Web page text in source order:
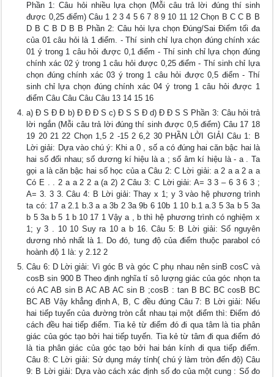
Phần 1: Câu hỏi nhiều lựa chọn (Mỗi câu trả lời đúng thí sinh
được 0,25 điểm) Câu 1 2 3 4 5 6 7 8 9 10 11 12 Chọn B C C B B
D B C B D B B Phần 2: Câu hỏi lựa chọn Đúng/Sai Điểm tối đa
của 01 câu hỏi là 1 điểm. - Thí sinh chỉ lựa chọn đúng chính xác
01 ý trong 1 câu hỏi được 0,1 điểm - Thí sinh chỉ lựa chọn đúng
chính xác 02 ý trong 1 câu hỏi được 0,25 điểm - Thí sinh chỉ lựa
chọn đúng chính xác 03 ý trong 1 câu hỏi được 0,5 điểm - Thí
sinh chỉ lựa chọn đúng chính xác 04 ý trong 1 câu hỏi được 1
điểm Câu Câu Câu Câu 13 14 15 16
a) Đ S Đ Đ b) Đ Đ Đ S c) Đ S S Đ d) Đ Đ S S Phần 3: Câu hỏi trả
lời ngắn (Mỗi câu trả lời đúng thí sinh được 0,5 điểm) Câu 17 18
19 20 21 22 Chọn 1,5 2 -15 2 6,2 30 PHẦN LỜI GIẢI Câu 1: B
Lời giải: Dựa vào chú ý: Khi a 0 , số a có đúng hai căn bậc hai là
hai số đối nhau; số dương kí hiệu là a ; số âm kí hiệu là - a . Ta
gọi a là căn bậc hai số học của a Câu 2: C Lời giải: a 2 a a 2 a a
Có E . . 2 a a 2 2 a (a 2) 2 Câu 3: C Lời giải: A= 3 3 – 6 3 6 3 ;
A= 3. 3 3. Câu 4: B Lời giải: Thay x 1; y 3 vào hệ phương trình
ta có: 17 a 2.1 b.3 a a 3b 2 3a 9b 6 10b 1 10 b.1 a.3 5 3a b 5 3a
b 5 3a b 5 1 b 10 17 1 Vậy a , b thì hệ phương trình có nghiệm x
1; y 3 . 10 10 Suy ra 10 a b 16. Câu 5: B Lời giải: Số nguyên
dương nhỏ nhất là 1. Do đó, tung độ của điểm thuộc parabol có
hoành độ 1 là: y 2.12 2
Câu 6: D Lời giải: Vì góc B và góc C phụ nhau nên sinB cosC và
cosB sin 900 B Theo định nghĩa tỉ sô lượng giác của góc nhọn ta
có AC AB sin B AC AB AC sin B ;cosB : tan B BC BC cosB BC
BC AB Vậy khẳng định A, B, C đều đúng Câu 7: B Lời giải: Nếu
hai tiếp tuyến của đường tròn cắt nhau tại một điểm thì: Điểm đó
cách đều hai tiếp điểm. Tia kẻ từ điểm đó đi qua tâm là tia phân
giác của góc tạo bởi hai tiếp tuyến. Tia kẻ từ tâm đi qua điểm đó
là tia phân giác của góc tạo bởi hai bán kính đi qua tiếp điểm.
Câu 8: C Lời giải: Sử dụng máy tính( chú ý làm tròn đến độ) Câu
9: B Lời giải: Dựa vào cách xác định số đo của một cung : Số đo